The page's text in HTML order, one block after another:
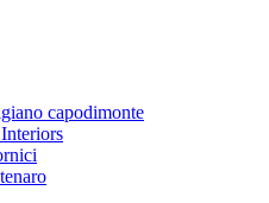
capodimonte